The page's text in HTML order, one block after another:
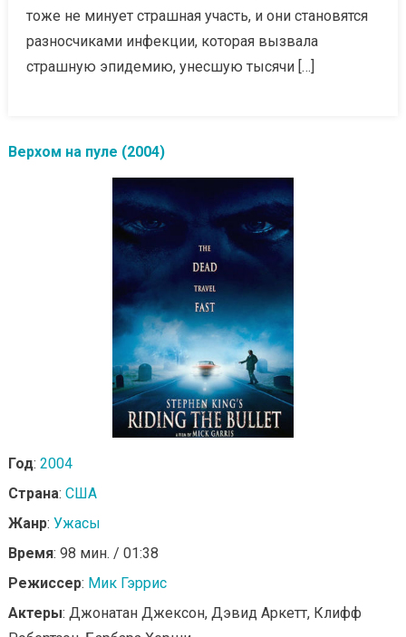
тоже не минует страшная участь, и они становятся
разносчиками инфекции, которая вызвала
страшную эпидемию, унесшую тысячи […]
Верхом на пуле (2004)
Год: 2004
Страна: США
Жанр: Ужасы
Время: 98 мин. / 01:38
Режиссер: Мик Гэррис
Актеры: Джонатан Джексон, Дэвид Аркетт, Клифф